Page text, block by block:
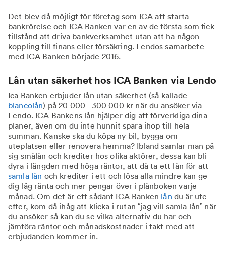
Det blev då möjligt för företag som ICA att starta
bankrörelse och ICA Banken var en av de första som fick
tillstånd att driva bankverksamhet utan att ha någon
koppling till finans eller försäkring. Lendos samarbete
med ICA Banken började 2016.
Lån utan säkerhet hos ICA Banken via Lendo
Ica Banken erbjuder lån utan säkerhet (så kallade
blancolån) på 20 000 - 300 000 kr när du ansöker via
Lendo. ICA Bankens lån hjälper dig att förverkliga dina
planer, även om du inte hunnit spara ihop till hela
summan. Kanske ska du köpa ny bil, bygga om
uteplatsen eller renovera hemma? Ibland samlar man på
sig smålån och krediter hos olika aktörer, dessa kan bli
dyra i längden med höga räntor, att då ta ett lån för att
samla lån och krediter i ett och lösa alla mindre kan ge
dig låg ränta och mer pengar över i plånboken varje
månad. Om det är ett sådant ICA Banken lån du är ute
efter, kom då ihåg att klicka i rutan “jag vill samla lån” när
du ansöker så kan du se vilka alternativ du har och
jämföra räntor och månadskostnader i takt med att
erbjudanden kommer in.